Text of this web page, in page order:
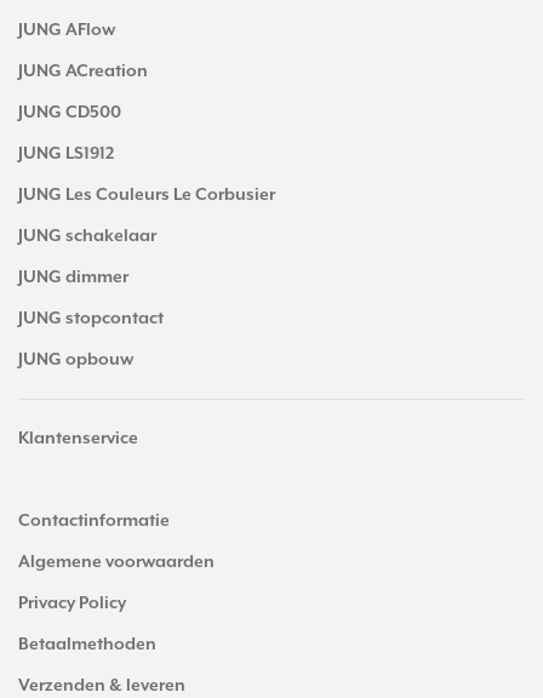
JUNG AFlow
JUNG ACreation
JUNG CD500
JUNG LS1912
JUNG Les Couleurs Le Corbusier
JUNG schakelaar
JUNG dimmer
JUNG stopcontact
JUNG opbouw
Klantenservice
Contactinformatie
Algemene voorwaarden
Privacy Policy
Betaalmethoden
Verzenden & leveren